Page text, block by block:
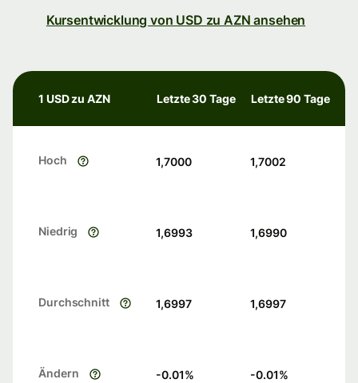
Kursentwicklung von USD zu AZN ansehen
1 USD zu AZN Letzte 30 Tage Letzte 90 Tage
Hoch 1,7000 1,7002
Niedrig 1,6993 1,6990
Durchschnitt 1,6997 1,6997
Ändern -0.01% -0.01%